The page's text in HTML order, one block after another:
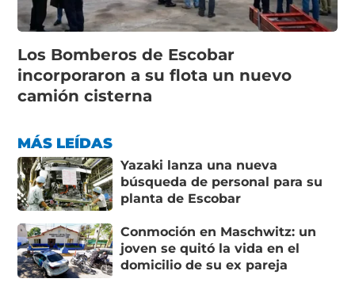
Los Bomberos de Escobar
incorporaron a su flota un nuevo
camión cisterna
MÁS LEÍDAS
Yazaki lanza una nueva
búsqueda de personal para su
planta de Escobar
Conmoción en Maschwitz: un
joven se quitó la vida en el
domicilio de su ex pareja